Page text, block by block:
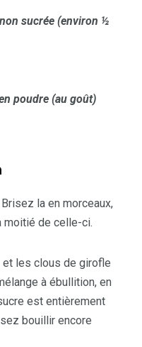
sucrée (environ ½
poudre (au goût)
la en morceaux,
moitié de celle-ci.
et les clous de girofle
à ébullition, en
est entièrement
bouillir encore